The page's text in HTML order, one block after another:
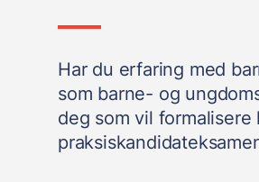
Har du erfaring med
som barne- og
deg som vil